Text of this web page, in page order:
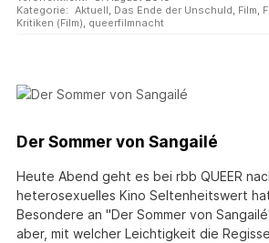
Kategorie: Aktuell, Das Ende der Unschuld, Film,
Kritiken (Film), queerfilmnacht
Der Sommer von Sangailé
Heute Abend geht es bei rbb QUEER
heterosexuelles Kino Seltenheitswert
Besondere an "Der Sommer von
aber, mit welcher Leichtigkeit die